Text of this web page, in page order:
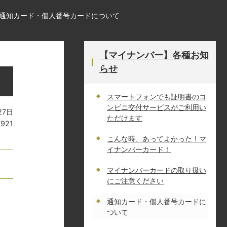
知カード・個人番号カードについて
日
【マイナンバー】各種お知
らせ
スマートフォンでも証明書のコ
ンビニ交付サービスがご利用い
ただけます
こんな時、あってよかった！マ
イナンバーカード！
マイナンバーカードの取り扱い
にご注意ください
通知カード・個人番号カードに
ついて